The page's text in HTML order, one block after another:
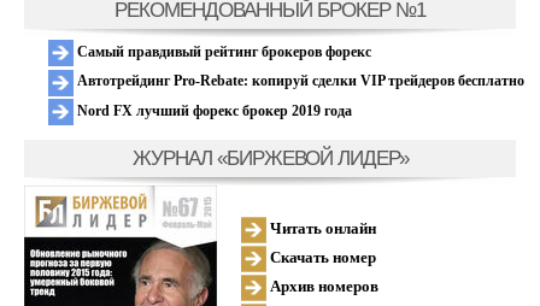
РЕКОМЕНДОВАННЫЙ БРОКЕР №1
Самый правдивый рейтинг брокеров форекс
Автотрейдинг Pro-Rebate: копируй сделки VIP трейдеров бесплатно
Nord FX лучший форекс брокер 2019 года
ЖУРНАЛ «БИРЖЕВОЙ ЛИДЕР»
Читать онлайн
Скачать номер
Архив номеров